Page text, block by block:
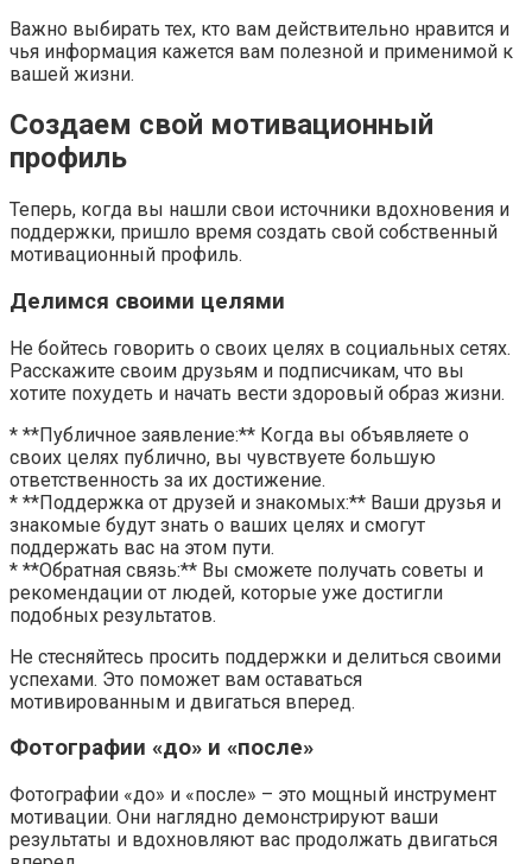
Важно выбирать тех, кто вам действительно нравится и
чья информация кажется вам полезной и применимой к
вашей жизни.
Создаем свой мотивационный
профиль
Теперь, когда вы нашли свои источники вдохновения и
поддержки, пришло время создать свой собственный
мотивационный профиль.
Делимся своими целями
Не бойтесь говорить о своих целях в социальных сетях.
Расскажите своим друзьям и подписчикам, что вы
хотите похудеть и начать вести здоровый образ жизни.
* **Публичное заявление:** Когда вы объявляете о
своих целях публично, вы чувствуете большую
ответственность за их достижение.
* **Поддержка от друзей и знакомых:** Ваши друзья и
знакомые будут знать о ваших целях и смогут
поддержать вас на этом пути.
* **Обратная связь:** Вы сможете получать советы и
рекомендации от людей, которые уже достигли
подобных результатов.
Не стесняйтесь просить поддержки и делиться своими
успехами. Это поможет вам оставаться
мотивированным и двигаться вперед.
Фотографии «до» и «после»
Фотографии «до» и «после» – это мощный инструмент
мотивации. Они наглядно демонстрируют ваши
результаты и вдохновляют вас продолжать двигаться